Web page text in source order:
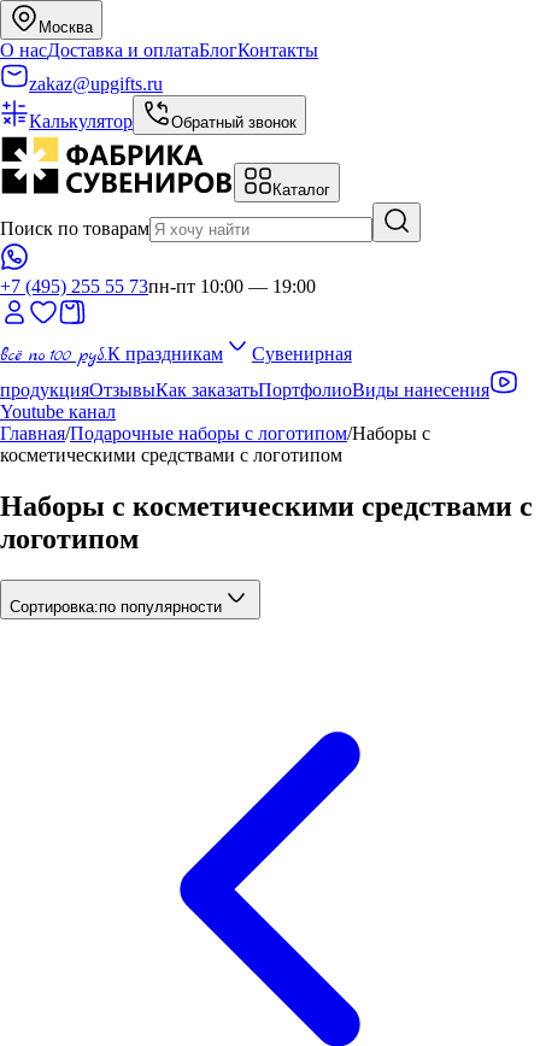
Москва
О насДоставка и оплатаБлогКонтакты
zakaz@upgifts.ru
Калькулятор
Обратный звонок
Каталог
Поиск по товарам
+7 (495) 255 55 73пн-пт 10:00 — 19:00
всё по 100 руб.К праздникам
Сувенирная
продукцияОтзывыКак заказатьПортфолиоВиды нанесения
Youtube канал
Главная/Подарочные наборы с логотипом/Наборы с
косметическими средствами с логотипом
Наборы с косметическими средствами с
логотипом
Сортировка:по популярности